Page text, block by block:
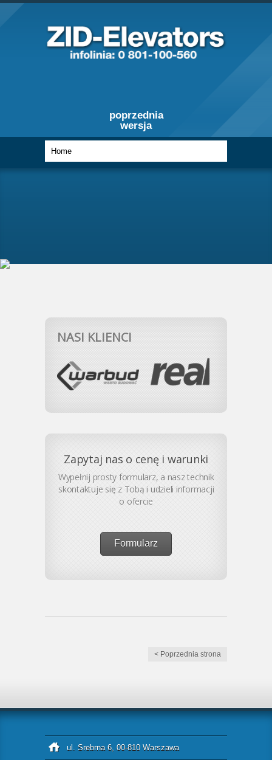
poprzednia
wersja
NASI KLIENCI
Zapytaj nas o cenę i warunki
Wypełnij prosty formularz, a nasz technik
skontaktuje się z Tobą i udzieli informacji
o ofercie
Formularz
< Poprzednia strona
ul. Srebrna 6, 00-810 Warszawa